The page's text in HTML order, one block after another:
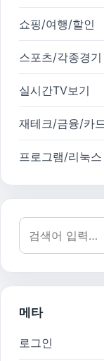
쇼핑/여행/할인
스포츠/각종경기
실시간TV보기
재테크/금융/카
프로그램/리눅스
검색어:
메타
로그인